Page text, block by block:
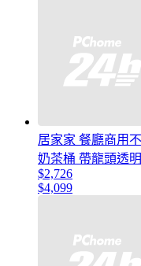
居家家 餐廳商用
奶茶桶 帶龍頭透
$2,726
$4,099